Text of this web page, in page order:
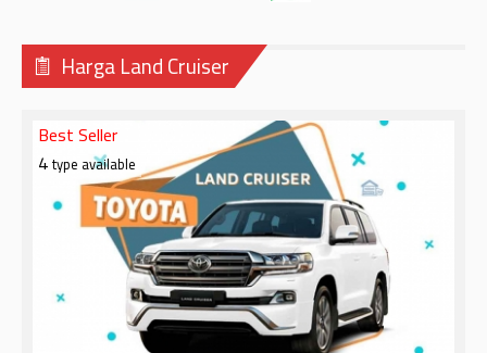
Harga Land Cruiser
Best Seller
4type available